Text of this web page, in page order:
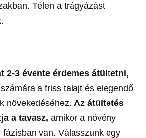
Télen a trágyázást
2-3 évente érdemes átültetni,
a friss talajt és elegendő
növekedéséhez. Az átültetés
a tavasz, amikor a növény
van. Válasszunk egy